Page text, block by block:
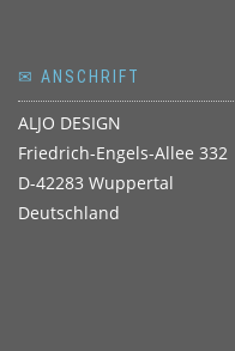
✉ ANSCHRIFT
ALJO DESIGN
Friedrich-Engels-Allee 332
D-42283 Wuppertal
Deutschland